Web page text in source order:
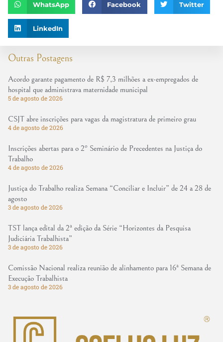
Outras Postagens
Acordo garante pagamento de R$ 7,3 milhões a ex-empregados de
hospital que administrava maternidade municipal
5 de agosto de 2026
CSJT abre inscrições para vagas da magistratura de primeiro grau
4 de agosto de 2026
Inscrições abertas para o 2º Seminário de Precedentes na Justiça do
Trabalho
4 de agosto de 2026
Justiça do Trabalho realiza Semana “Conciliar e Incluir” de 24 a 28 de
agosto
3 de agosto de 2026
TST lança edital da 2ª edição da Série “Horizontes da Pesquisa
Judiciária Trabalhista”
3 de agosto de 2026
Comissão Nacional realiza reunião de alinhamento para 16ª Semana de
Execução Trabalhista
3 de agosto de 2026
WhatsApp Facebook Twitter
LinkedIn